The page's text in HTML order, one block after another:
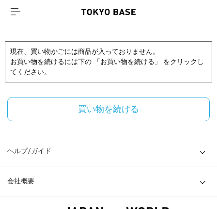
現在、買い物かごには商品が入っておりません。
お買い物を続けるには下の 「お買い物を続ける」 をクリックし
てください。
買い物を続ける
ヘルプ/ガイド
会社概要